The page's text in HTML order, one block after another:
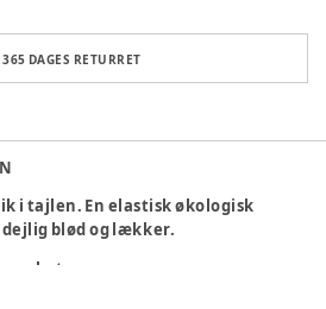
365 DAGES RETURRET
i tajlen. En elastisk økologisk
blød og lækker.